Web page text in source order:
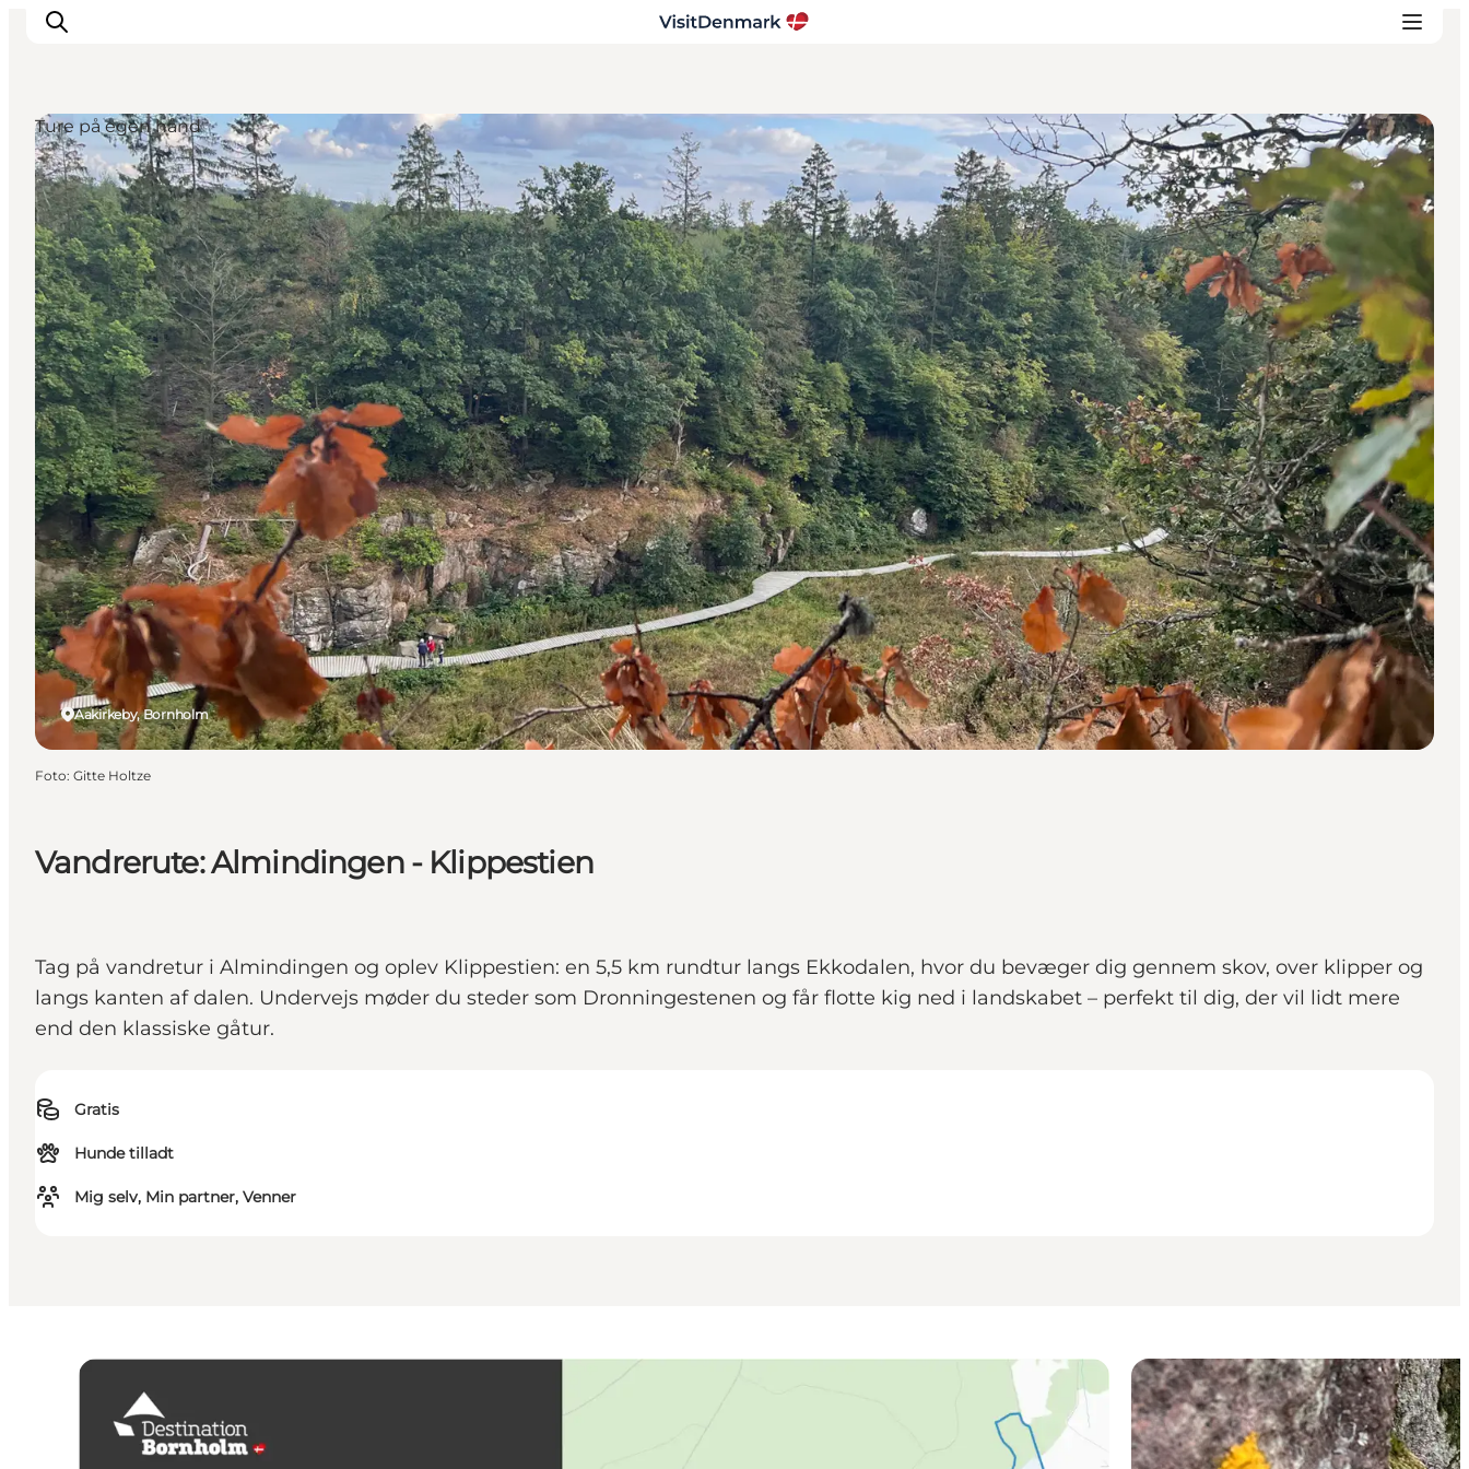
Inspiration
Destinationer
Oplevelser
Overnatning
Planlæg ferien
Vandrerute: Almindingen - Klippestien
Tag på vandretur i Almindingen og oplev Klippestien: en 5,5 km rundtur langs Ekkodalen, hvor du bevæger dig gennem skov, over klipper og
langs kanten af dalen. Undervejs møder du steder som Dronningestenen og får flotte kig ned i landskabet – perfekt til dig, der vil lidt mere
end den klassiske gåtur.
Gratis
Hunde tilladt
Mig selv, Min partner, Venner
Aakirkeby, Bornholm
Ture på egen hånd
Foto: Gitte Holtze